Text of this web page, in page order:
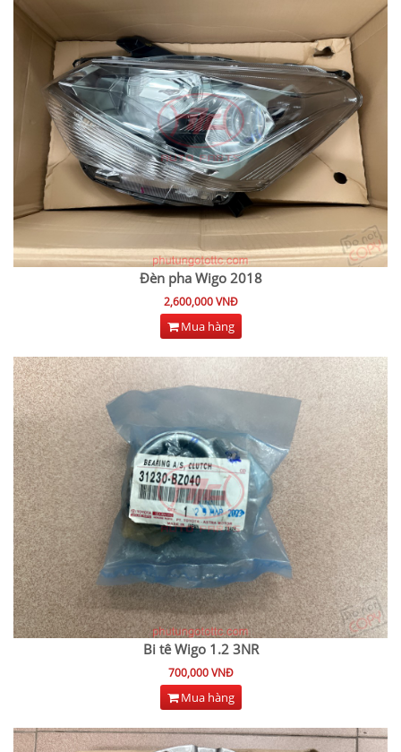
Đèn pha Wigo 2018
2,600,000 VNĐ
Mua hàng
Bi tê Wigo 1.2 3NR
700,000 VNĐ
Mua hàng